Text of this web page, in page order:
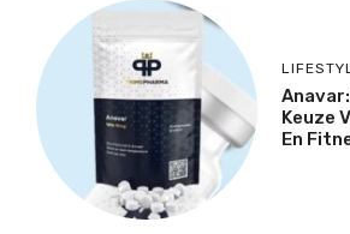
Keuze
En